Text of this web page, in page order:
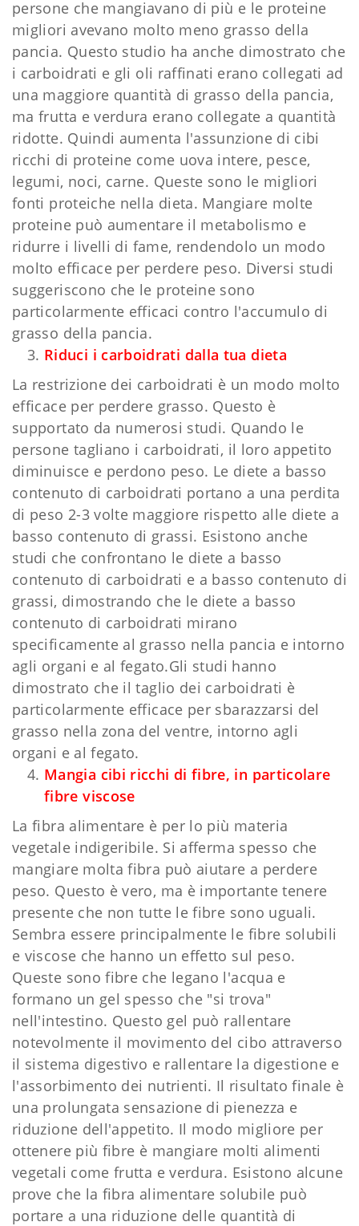
persone che mangiavano di più e le proteine ​​
migliori avevano molto meno grasso della
pancia. Questo studio ha anche dimostrato che
i carboidrati e gli oli raffinati erano collegati ad
una maggiore quantità di grasso della pancia,
ma frutta e verdura erano collegate a quantità
ridotte. Quindi aumenta l'assunzione di cibi
ricchi di proteine come uova intere, pesce,
legumi, noci, carne. Queste sono le migliori
fonti proteiche nella dieta. Mangiare molte
proteine ​​può aumentare il metabolismo e
ridurre i livelli di fame, rendendolo un modo
molto efficace per perdere peso. Diversi studi
suggeriscono che le proteine ​​sono
particolarmente efficaci contro l'accumulo di
grasso della pancia.
Riduci i carboidrati dalla tua dieta
La restrizione dei carboidrati è un modo molto
efficace per perdere grasso. Questo è
supportato da numerosi studi. Quando le
persone tagliano i carboidrati, il loro appetito
diminuisce e perdono peso. Le diete a basso
contenuto di carboidrati portano a una perdita
di peso 2-3 volte maggiore rispetto alle diete a
basso contenuto di grassi. Esistono anche
studi che confrontano le diete a basso
contenuto di carboidrati e a basso contenuto di
grassi, dimostrando che le diete a basso
contenuto di carboidrati mirano
specificamente al grasso nella pancia e intorno
agli organi e al fegato.Gli studi hanno
dimostrato che il taglio dei carboidrati è
particolarmente efficace per sbarazzarsi del
grasso nella zona del ventre, intorno agli
organi e al fegato.
Mangia cibi ricchi di fibre, in particolare
fibre viscose
La fibra alimentare è per lo più materia
vegetale indigeribile. Si afferma spesso che
mangiare molta fibra può aiutare a perdere
peso. Questo è vero, ma è importante tenere
presente che non tutte le fibre sono uguali.
Sembra essere principalmente le fibre solubili
e viscose che hanno un effetto sul peso.
Queste sono fibre che legano l'acqua e
formano un gel spesso che "si trova"
nell'intestino. Questo gel può rallentare
notevolmente il movimento del cibo attraverso
il sistema digestivo e rallentare la digestione e
l'assorbimento dei nutrienti. Il risultato finale è
una prolungata sensazione di pienezza e
riduzione dell'appetito. Il modo migliore per
ottenere più fibre è mangiare molti alimenti
vegetali come frutta e verdura. Esistono alcune
prove che la fibra alimentare solubile può
portare a una riduzione delle quantità di